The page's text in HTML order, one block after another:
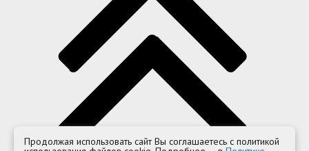
Продолжая использовать сайт Вы соглашаетесь с политикой